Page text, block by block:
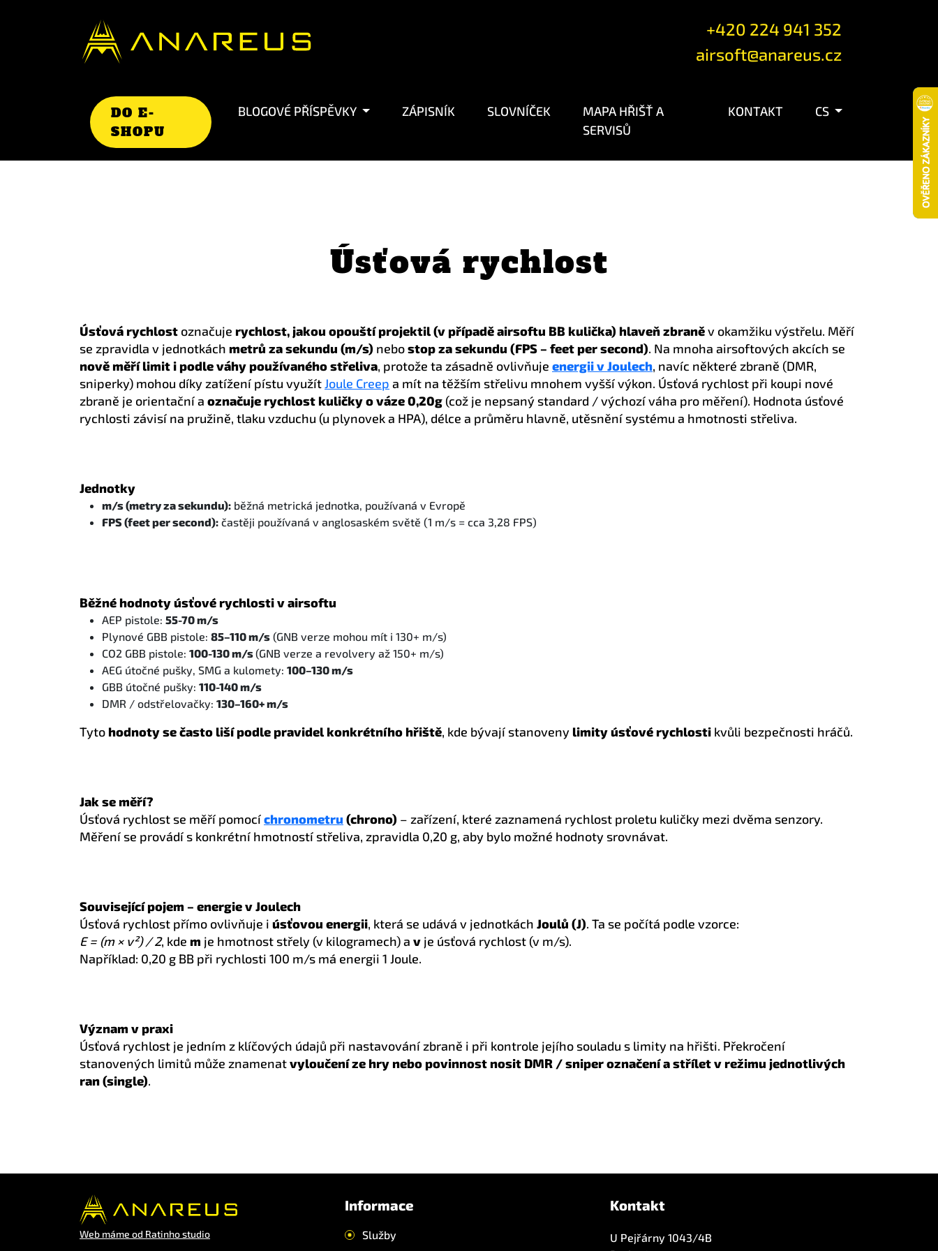
+420 224 941 352
airsoft@anareus.cz
DO E-
SHOPU
BLOGOVÉ PŘÍSPĚVKY ZÁPISNÍK SLOVNÍČEK
MAPA HŘIŠŤ A
SERVISŮ
KONTAKT CS
Úsťová rychlost
Úsťová rychlost označuje rychlost, jakou opouští projektil (v případě airsoftu BB kulička) hlaveň zbraněv okamžiku výstřelu. Měří
se zpravidla v jednotkách metrů za sekundu (m/s) nebostop za sekundu (FPS – feet per second). Na mnoha airsoftových akcích se
nově měří limit i podle váhy používaného střeliva, protože ta zásadně ovlivňuje energii v Joulech, navíc některé zbraně (DMR,
sniperky) mohou díky zatížení pístu využítJoule Creep a mít na těžším střelivu mnohem vyšší výkon. Úsťová rychlost při koupi nové
zbraně je orientační a označuje rychlost kuličky o váze 0,20g (což je nepsaný standard / výchozí váha pro měření). Hodnota úsťové
rychlosti závisí na pružině, tlaku vzduchu (u plynovek a HPA), délce a průměru hlavně, utěsnění systému a hmotnosti střeliva.
Jednotky
m/s (metry za sekundu): běžná metrická jednotka, používaná v Evropě
FPS (feet per second): častěji používaná v anglosaském světě (1 m/s = cca 3,28 FPS)
Běžné hodnoty úsťové rychlosti v airsoftu
AEP pistole: 55-70 m/s
Plynové GBB pistole: 85–110 m/s (GNB verze mohou mít i 130+ m/s)
CO2 GBB pistole: 100-130 m/s(GNB verze a revolvery až 150+ m/s)
AEG útočné pušky, SMG a kulomety: 100–130 m/s
GBB útočné pušky: 110-140 m/s
DMR / odstřelovačky: 130–160+ m/s
Tyto hodnoty se často liší podle pravidel konkrétního hřiště, kde bývají stanoveny limity úsťové rychlosti kvůli bezpečnosti hráčů.
Jak se měří?
Úsťová rychlost se měří pomocíchronometru (chrono) – zařízení, které zaznamená rychlost proletu kuličky mezi dvěma senzory.
Měření se provádí s konkrétní hmotností střeliva, zpravidla 0,20 g, aby bylo možné hodnoty srovnávat.
Související pojem – energie v Joulech
Úsťová rychlost přímo ovlivňuje i úsťovou energii, která se udává v jednotkách Joulů (J). Ta se počítá podle vzorce:
E = (m × v²) / 2, kde m je hmotnost střely (v kilogramech) a v je úsťová rychlost (v m/s).
Například: 0,20 g BB při rychlosti 100 m/s má energii 1 Joule.
Význam v praxi
Úsťová rychlost je jedním z klíčových údajů při nastavování zbraně i při kontrole jejího souladu s limity na hřišti. Překročení
stanovených limitů může znamenatvyloučení ze hry nebo povinnost nosit DMR / sniper označení a střílet v režimu jednotlivých
ran (single).
Web máme od Ratinho studio
Informace
Služby
Kontakt
U Pejřárny 1043/4B